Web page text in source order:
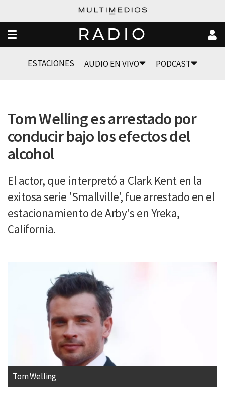
RADIO
ESTACIONES AUDIO EN VIVO PODCAST
Tom Welling es arrestado por
conducir bajo los efectos del
alcohol
El actor, que interpretó a Clark Kent en la
exitosa serie 'Smallville', fue arrestado en el
estacionamiento de Arby's en Yreka,
California.
Tom Welling